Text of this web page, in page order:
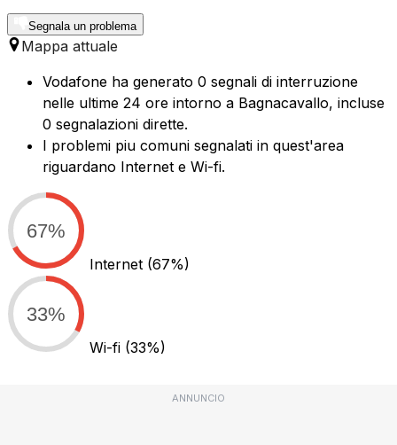
Segnala un problema
Mappa attuale
Vodafone ha generato 0 segnali di interruzione
nelle ultime 24 ore intorno a Bagnacavallo, incluse
0 segnalazioni dirette.
I problemi piu comuni segnalati in quest'area
riguardano Internet e Wi-fi.
67%
Internet (67%)
33%
Wi-fi (33%)
ANNUNCIO